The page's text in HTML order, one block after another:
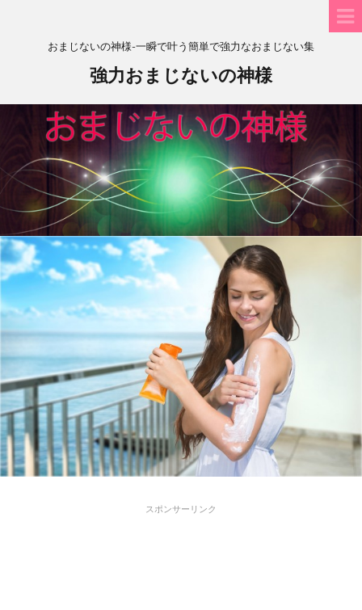
おまじないの神様-一瞬で叶う簡単で強力なおまじない集
強力おまじないの神様
スポンサーリンク